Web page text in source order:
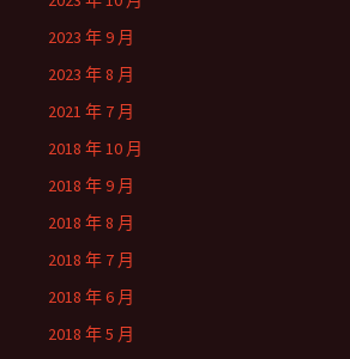
2023 年 9 月
2023 年 8 月
2021 年 7 月
2018 年 10 月
2018 年 9 月
2018 年 8 月
2018 年 7 月
2018 年 6 月
2018 年 5 月